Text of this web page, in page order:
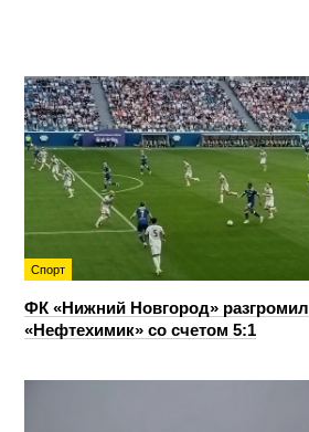
Спорт
ФК «Нижний Новгород» разгромил
«Нефтехимик» со счетом 5:1